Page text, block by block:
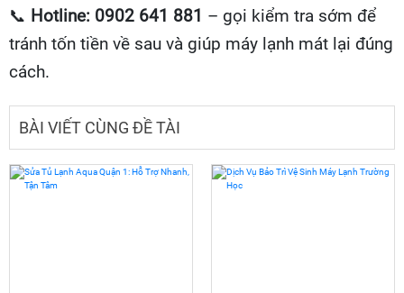
📞 Hotline: 0902 641 881 – gọi kiểm tra sớm để
tránh tốn tiền về sau và giúp máy lạnh mát lại đúng
cách.
BÀI VIẾT CÙNG ĐỀ TÀI